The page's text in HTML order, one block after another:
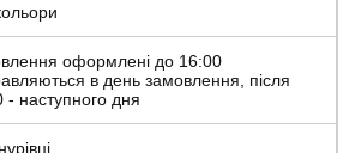
оформлені до 16:00
в день замовлення, після
- наступного дня